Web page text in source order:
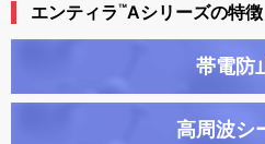
エンティラ™Aシリーズの特徴
帯電防
高周波シ